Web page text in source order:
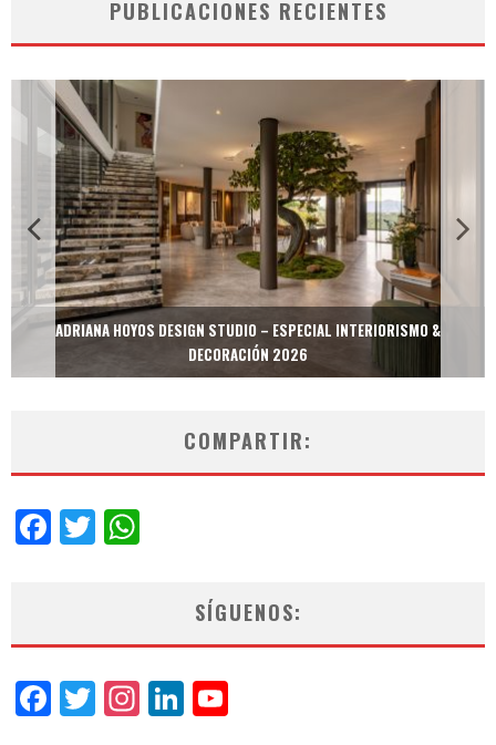
PUBLICACIONES RECIENTES
ADRIANA HOYOS DESIGN STUDIO – ESPECIAL INTERIORISMO &
DECORACIÓN 2026
COMPARTIR:
Facebook
Twitter
SÍGUENOS:
Facebook
Twitter
Instagram
LinkedIn